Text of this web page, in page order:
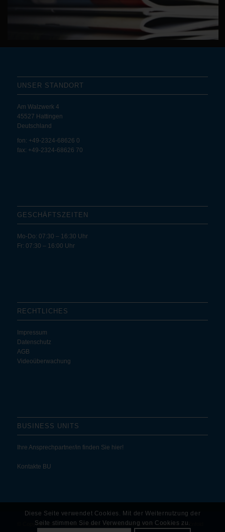
UNSER STANDORT
Am Walzwerk 4
45527 Hattingen
Deutschland
fon: +49-2324-68626 0
fax: +49-2324-68626 70
GESCHÄFTS­ZEITEN
Mo-Do: 07:30 – 16:30 Uhr
Fr: 07:30 – 16:00 Uhr
RECHTLICHES
Impressum
Datenschutz
AGB
Videoüberwachung
BUSINESS UNITS
Ihre Ansprechpartner/in finden Sie hier!
Kontakte BU
© Copyright 2025 - Ernst Wagener Hydraulikteile GmbH -powered by Enfold
Diese Seite verwendet Cookies. Mit der Weiternutzung der
Seite stimmen Sie der Verwendung von Cookies zu.